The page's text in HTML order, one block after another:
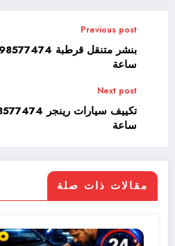
Previous post
ساعة
Next post
ساعة
مقالات ذات صلة